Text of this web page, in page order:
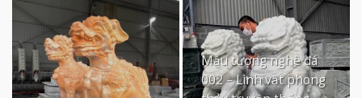
Mẫu tượng nghê đá
002 – Linh vật phong